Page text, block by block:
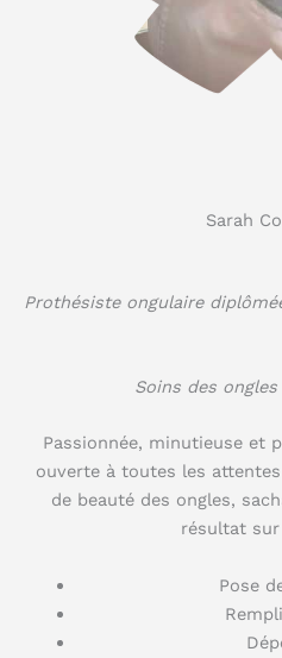
Sarah
Prothésiste ongulaire
Soins des
Passionnée, minutieuse et
ouverte à toutes les
de beauté des ongles,
résultat
Pose